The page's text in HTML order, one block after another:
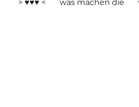
> ♥♥♥ < was machen die